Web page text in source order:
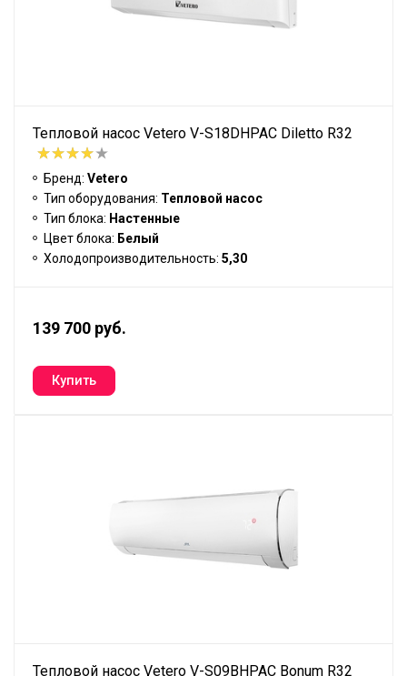
Тепловой насос Vetero V-S18DHPAC Diletto R32
Бренд: Vetero
Тип оборудования: Тепловой насос
Тип блока: Настенные
Цвет блока: Белый
Холодопроизводительность: 5,30
139 700 руб.
Тепловой насос Vetero V-S09BHPAC Bonum R32